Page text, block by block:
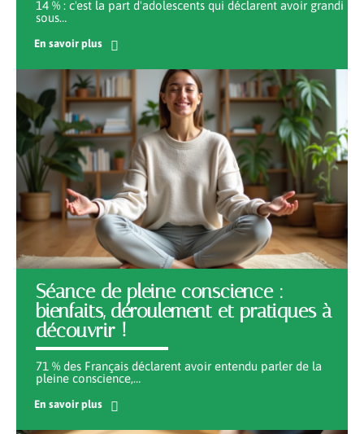
14 % : c'est la part d'adolescents qui déclarent avoir grandi
sous…
En savoir plus
Séance de pleine conscience :
bienfaits, déroulement et pratiques à
découvrir !
71 % des Français déclarent avoir entendu parler de la
pleine conscience,…
En savoir plus